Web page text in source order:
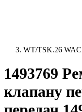
WT/TSK.26
1493769
клапану